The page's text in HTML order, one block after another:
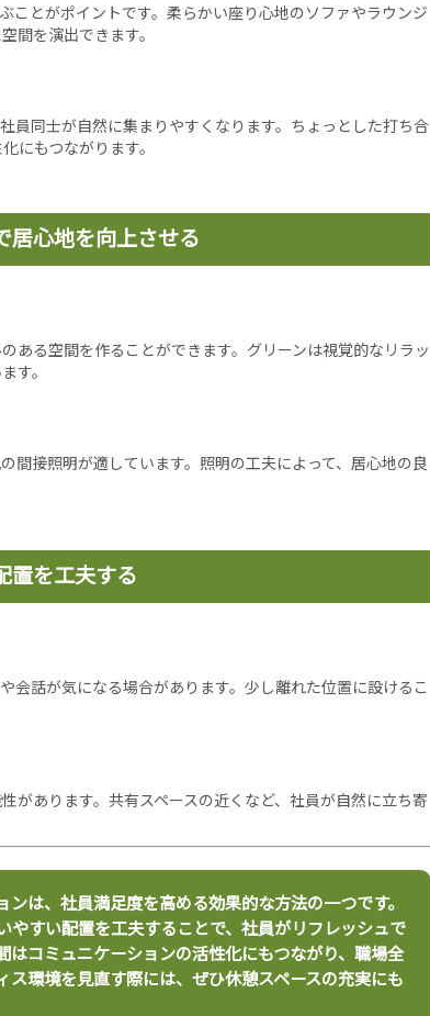
ことがポイントです。柔らかい座り心地のソファやラウンジ
間を演出できます。
員同士が自然に集まりやすくなります。ちょっとした打ち合
にもつながります。
居心地を向上させる
ある空間を作ることができます。グリーンは視覚的なリラッ
す。
間接照明が適しています。照明の工夫によって、居心地の良
置を工夫する
会話が気になる場合があります。少し離れた位置に設けるこ
があります。共有スペースの近くなど、社員が自然に立ち寄
は、社員満足度を高める効果的な方法の一つです。
すい配置を工夫することで、社員がリフレッシュで
コミュニケーションの活性化にもつながり、職場全
環境を見直す際には、ぜひ休憩スペースの充実にも